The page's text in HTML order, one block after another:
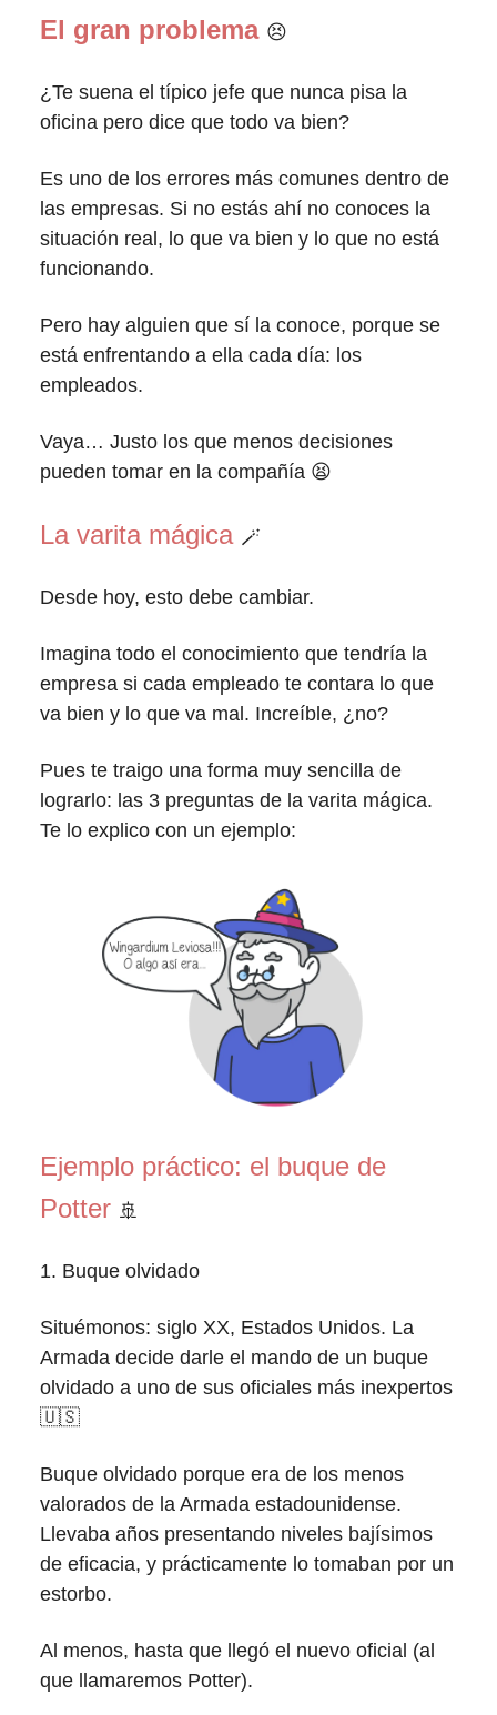
El gran problema 😣
¿Te suena el típico jefe que nunca pisa la
oficina pero dice que todo va bien?
Es uno de los errores más comunes dentro de
las empresas. Si no estás ahí no conoces la
situación real, lo que va bien y lo que no está
funcionando.
Pero hay alguien que sí la conoce, porque se
está enfrentando a ella cada día: los
empleados.
Vaya… Justo los que menos decisiones
pueden tomar en la compañía 😫
La varita mágica 🪄
Desde hoy, esto debe cambiar.
Imagina todo el conocimiento que tendría la
empresa si cada empleado te contara lo que
va bien y lo que va mal. Increíble, ¿no?
Pues te traigo una forma muy sencilla de
lograrlo: las 3 preguntas de la varita mágica.
Te lo explico con un ejemplo:
Ejemplo práctico: el buque de
Potter 🚢
1. Buque olvidado
Situémonos: siglo XX, Estados Unidos. La
Armada decide darle el mando de un buque
olvidado a uno de sus oficiales más inexpertos
🇺🇸
Buque olvidado porque era de los menos
valorados de la Armada estadounidense.
Llevaba años presentando niveles bajísimos
de eficacia, y prácticamente lo tomaban por un
estorbo.
Al menos, hasta que llegó el nuevo oficial (al
que llamaremos Potter).